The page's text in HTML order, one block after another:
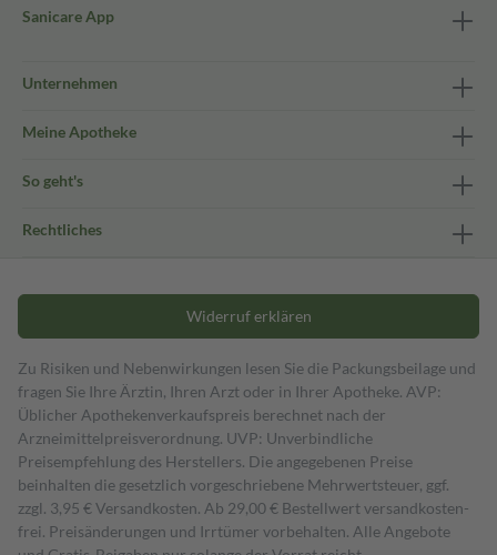
Sanicare App
Unternehmen
Meine Apotheke
So geht's
Rechtliches
Widerruf erklären
Zu Risiken und Nebenwirkungen lesen Sie die Packungsbeilage und
fragen Sie Ihre Ärztin, Ihren Arzt oder in Ihrer Apotheke. AVP:
Üblicher Apothekenverkaufspreis berechnet nach der
Arzneimittelpreisverordnung. UVP: Unverbindliche
Preisempfehlung des Herstellers. Die angegebenen Preise
beinhalten die gesetzlich vorgeschriebene Mehrwertsteuer, ggf.
zzgl. 3,95 € Versandkosten. Ab 29,00 € Bestell­wert versand­kosten­
frei. Preisänderungen und Irrtümer vorbehalten. Alle Angebote